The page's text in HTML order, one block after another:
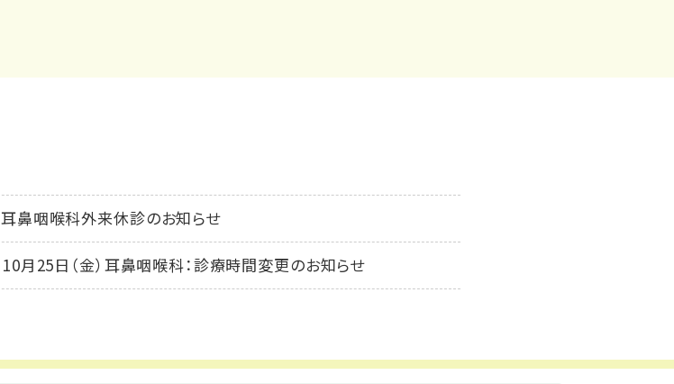
耳鼻咽喉科外来休診のお知らせ
10月25日（金）耳鼻咽喉科：診療時間変更のお知らせ